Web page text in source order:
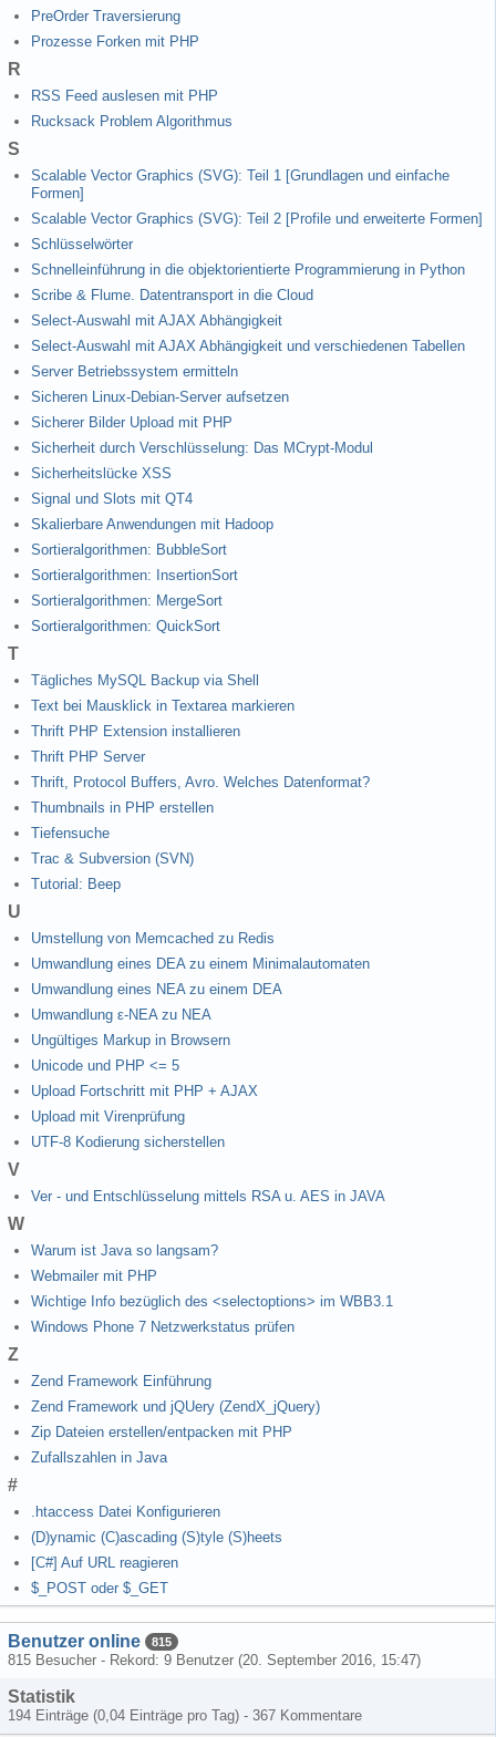
PreOrder Traversierung
Prozesse Forken mit PHP
R
RSS Feed auslesen mit PHP
Rucksack Problem Algorithmus
S
Scalable Vector Graphics (SVG): Teil 1 [Grundlagen und einfache
Formen]
Scalable Vector Graphics (SVG): Teil 2 [Profile und erweiterte Formen]
Schlüsselwörter
Schnelleinführung in die objektorientierte Programmierung in Python
Scribe & Flume. Datentransport in die Cloud
Select-Auswahl mit AJAX Abhängigkeit
Select-Auswahl mit AJAX Abhängigkeit und verschiedenen Tabellen
Server Betriebssystem ermitteln
Sicheren Linux-Debian-Server aufsetzen
Sicherer Bilder Upload mit PHP
Sicherheit durch Verschlüsselung: Das MCrypt-Modul
Sicherheitslücke XSS
Signal und Slots mit QT4
Skalierbare Anwendungen mit Hadoop
Sortieralgorithmen: BubbleSort
Sortieralgorithmen: InsertionSort
Sortieralgorithmen: MergeSort
Sortieralgorithmen: QuickSort
T
Tägliches MySQL Backup via Shell
Text bei Mausklick in Textarea markieren
Thrift PHP Extension installieren
Thrift PHP Server
Thrift, Protocol Buffers, Avro. Welches Datenformat?
Thumbnails in PHP erstellen
Tiefensuche
Trac & Subversion (SVN)
Tutorial: Beep
U
Umstellung von Memcached zu Redis
Umwandlung eines DEA zu einem Minimalautomaten
Umwandlung eines NEA zu einem DEA
Umwandlung ε-NEA zu NEA
Ungültiges Markup in Browsern
Unicode und PHP <= 5
Upload Fortschritt mit PHP + AJAX
Upload mit Virenprüfung
UTF-8 Kodierung sicherstellen
V
Ver - und Entschlüsselung mittels RSA u. AES in JAVA
W
Warum ist Java so langsam?
Webmailer mit PHP
Wichtige Info bezüglich des <selectoptions> im WBB3.1
Windows Phone 7 Netzwerkstatus prüfen
Z
Zend Framework Einführung
Zend Framework und jQUery (ZendX_jQuery)
Zip Dateien erstellen/entpacken mit PHP
Zufallszahlen in Java
#
.htaccess Datei Konfigurieren
(D)ynamic (C)ascading (S)tyle (S)heets
[C#] Auf URL reagieren
$_POST oder $_GET
Benutzer online 815
815 Besucher - Rekord: 9 Benutzer (20. September 2016, 15:47)
Statistik
194 Einträge (0,04 Einträge pro Tag) - 367 Kommentare